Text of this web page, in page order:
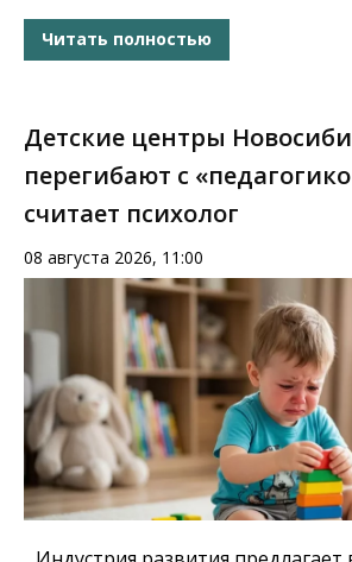
Читать полностью
Детские центры
перегибают с
считает психолог
08 августа 2026, 11:00